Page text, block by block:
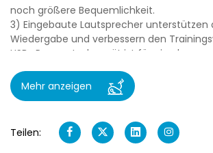
noch größere Bequemlichkeit.
3) Eingebaute Lautsprecher unterstützen
Wiedergabe und verbessern den
USB -Power -Ladegerät ist für eine
von Mobiltelefonen und anderen Geräten
4) unterstützt die Wi-Fi- und Bluetooth-
ermöglicht die Integration mit
Fernbedienung. Benutzer können die App
personalisierte Kurse auszuwählen und
Mehr anzeigen
Teilen: